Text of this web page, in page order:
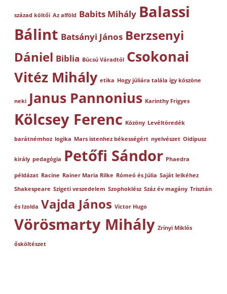
század költői Az alföld Babits Mihály Balassi
Bálint Batsányi János Berzsenyi
Dániel Biblia Búcsú Váradtól Csokonai
Vitéz Mihály etika Hogy júliára talála így köszöne
neki Janus Pannonius Karinthy Frigyes
Kölcsey Ferenc Közöny Levéltöredék
barátnémhoz logika Mars istenhez békességért nyelvészet Oidipusz
király pedagógia Petőfi Sándor Phaedra
példázat Racine Rainer Maria Rilke Rómeó és Júlia Saját lelkéhez
Shakespeare Szigeti veszedelem Szophoklész Száz év magány Trisztán
és Izolda Vajda János Victor Hugo
Vörösmarty Mihály Zrínyi Miklós
ősköltészet